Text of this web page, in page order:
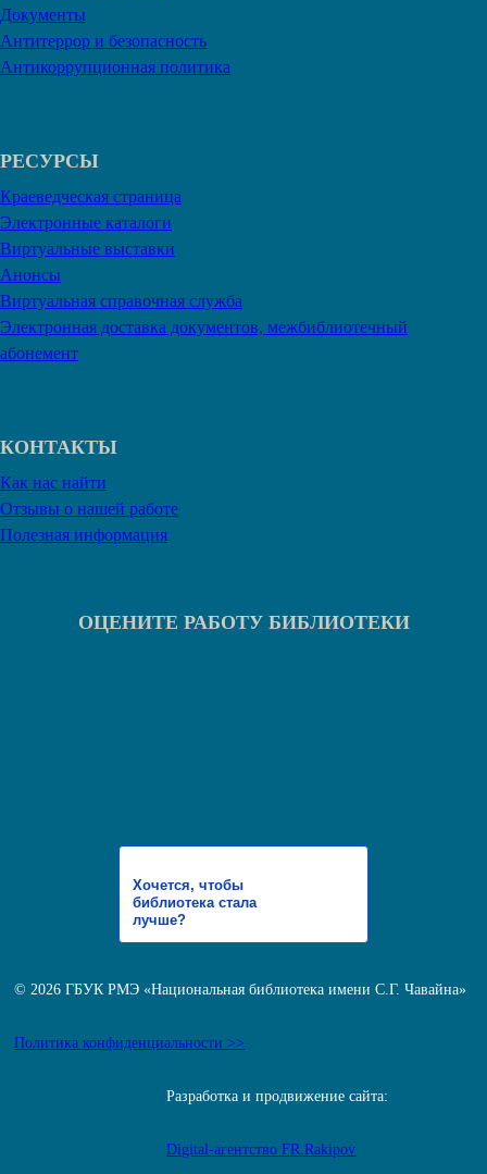
Документы
Антитеррор и безопасность
Антикоррупционная политика
РЕСУРСЫ
Краеведческая страница
Электронные каталоги
Виртуальные выставки
Анонсы
Виртуальная справочная служба
Электронная доставка документов, межбиблиотечный
абонемент
КОНТАКТЫ
Как нас найти
Отзывы о нашей работе
Полезная информация
ОЦЕНИТЕ РАБОТУ БИБЛИОТЕКИ
Хочется, чтобы
библиотека стала
лучше?
© 2026 ГБУК РМЭ «Национальная библиотека имени С.Г. Чавайна»
Политика конфиденциальности >>
Разработка и продвижение сайта:
Digital-агентство FR.Rakipov